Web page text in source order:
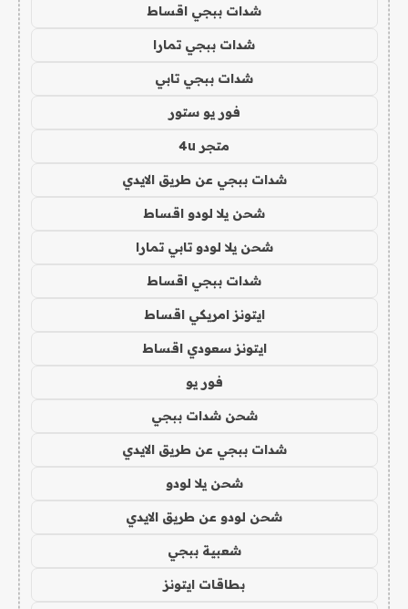
شدات ببجي اقساط
شدات ببجي تمارا
شدات ببجي تابي
فور يو ستور
متجر 4u
شدات ببجي عن طريق الايدي
شحن يلا لودو اقساط
شحن يلا لودو تابي تمارا
شدات ببجي اقساط
ايتونز امريكي اقساط
ايتونز سعودي اقساط
فور يو
شحن شدات ببجي
شدات ببجي عن طريق الايدي
شحن يلا لودو
شحن لودو عن طريق الايدي
شعبية ببجي
بطاقات ايتونز